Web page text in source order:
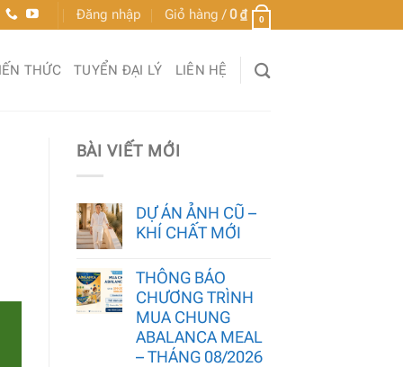
Đăng nhập Giỏ hàng /0₫ 0
THỨC TUYỂN ĐẠI LÝ LIÊN HỆ
BÀI VIẾT MỚI
DỰ ÁN ẢNH CŨ –
KHÍ CHẤT MỚI
THÔNG BÁO
CHƯƠNG TRÌNH
MUA CHUNG
ABALANCA MEAL
– THÁNG 08/2026